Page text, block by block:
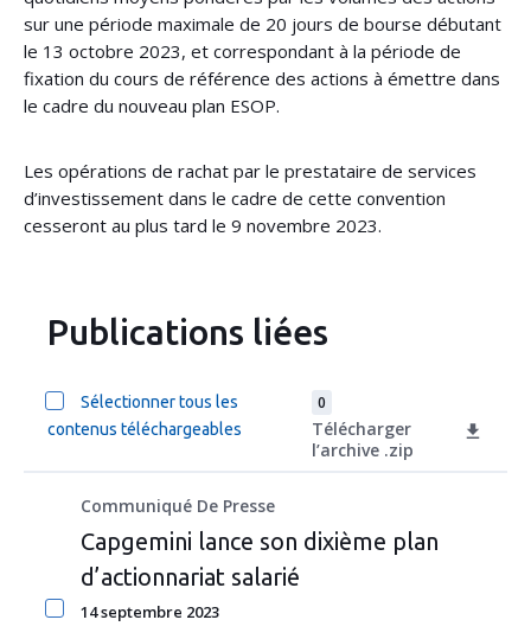
sur une période maximale de 20 jours de bourse débutant
le 13 octobre 2023, et correspondant à la période de
fixation du cours de référence des actions à émettre dans
le cadre du nouveau plan ESOP.
Les opérations de rachat par le prestataire de services
d’investissement dans le cadre de cette convention
cesseront au plus tard le 9 novembre 2023.
Publications liées
Sélectionner tous les
contenus téléchargeables
0
Télécharger
l’archive .zip
Communiqué De Presse
Capgemini lance son dixième plan
d’actionnariat salarié
14 septembre 2023